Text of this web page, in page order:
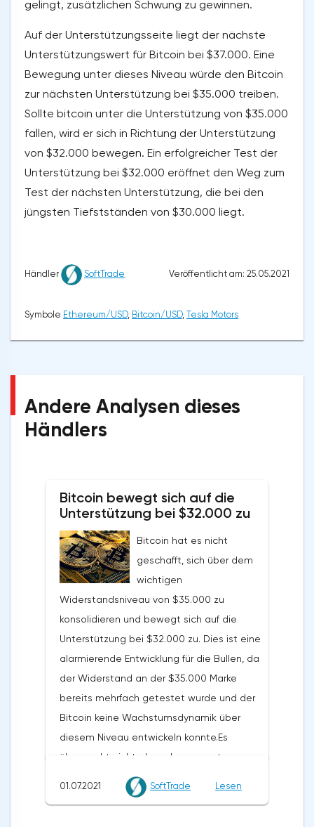
gelingt, zusätzlichen Schwung zu gewinnen.
Auf der Unterstützungsseite liegt der nächste
Unterstützungswert für Bitcoin bei $37.000. Eine
Bewegung unter dieses Niveau würde den Bitcoin
zur nächsten Unterstützung bei $35.000 treiben.
Sollte bitcoin unter die Unterstützung von $35.000
fallen, wird er sich in Richtung der Unterstützung
von $32.000 bewegen. Ein erfolgreicher Test der
Unterstützung bei $32.000 eröffnet den Weg zum
Test der nächsten Unterstützung, die bei den
jüngsten Tiefstständen von $30.000 liegt.
Händler SoftTrade Veröffentlicht am: 25.05.2021
Symbole Ethereum/USD, Bitcoin/USD, Tesla Motors
Andere Analysen dieses
Händlers
Bitcoin bewegt sich auf die
Unterstützung bei $32.000 zu
Bitcoin hat es nicht
geschafft, sich über dem
wichtigen
Widerstandsniveau von $35.000 zu
konsolidieren und bewegt sich auf die
Unterstützung bei $32.000 zu. Dies ist eine
alarmierende Entwicklung für die Bullen, da
der Widerstand an der $35.000 Marke
bereits mehrfach getestet wurde und der
Bitcoin keine Wachstumsdynamik über
diesem Niveau entwickeln konnte.Es
überrascht nicht, dass der gesamte
Kryptomarkt unter Druck geriet, nachdem
Bitcoin unter $35.000 gefallen war.
01.07.2021 SoftTrade Lesen